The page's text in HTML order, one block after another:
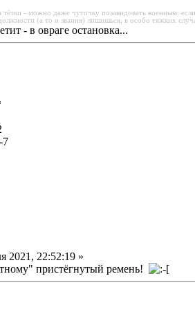
тётки - можно даже чуточку позавидовать военным:
(а то и звания) лишишься, в особо тяжких
- в овраге остановка...
7
2021, 22:52:19 »
пристёгнутый ремень!